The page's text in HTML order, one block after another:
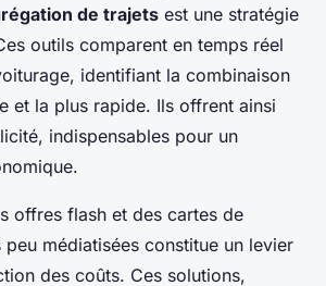
de trajets est une stratégie
outils comparent en temps réel
identifiant la combinaison
et la plus rapide. Ils offrent ainsi
indispensables pour un
offres flash et des cartes de
médiatisées constitue un levier
des coûts. Ces solutions,